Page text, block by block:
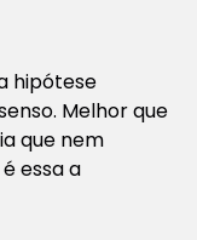
hipótese
Melhor que
que nem
essa a